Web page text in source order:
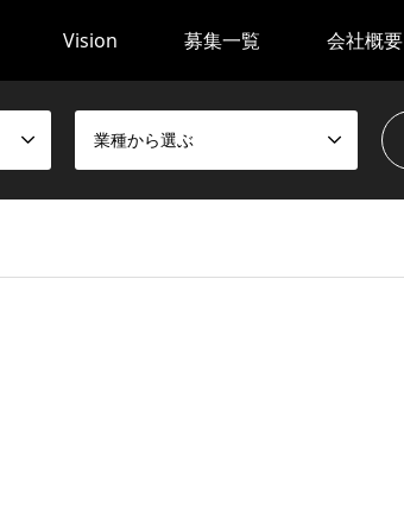
Vision 募集一覧 会社概要
業種から選ぶ